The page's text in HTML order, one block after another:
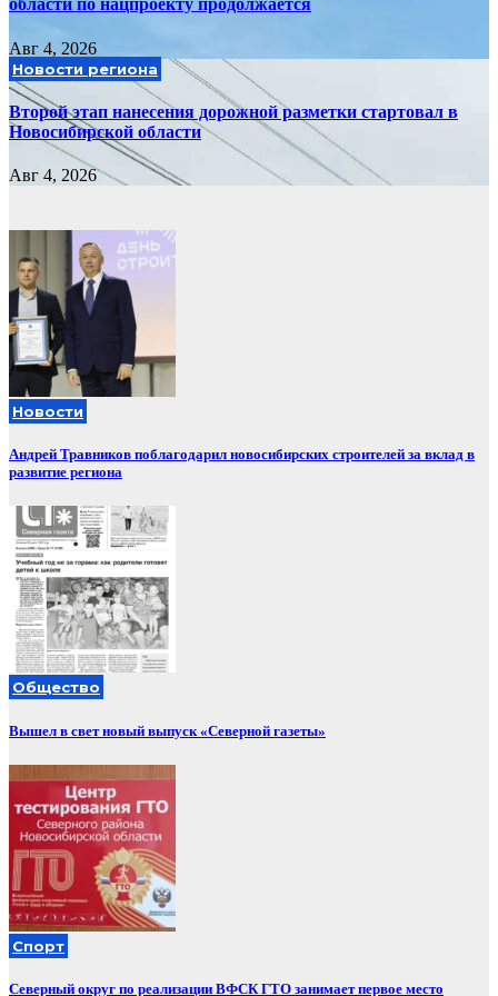
области по нацпроекту продолжается
Авг 4, 2026
Новости региона
Второй этап нанесения дорожной разметки стартовал в
Новосибирской области
Авг 4, 2026
Новости
Андрей Травников поблагодарил новосибирских строителей за вклад в
развитие региона
Общество
Вышел в свет новый выпуск «Северной газеты»
Спорт
Северный округ по реализации ВФСК ГТО занимает первое место